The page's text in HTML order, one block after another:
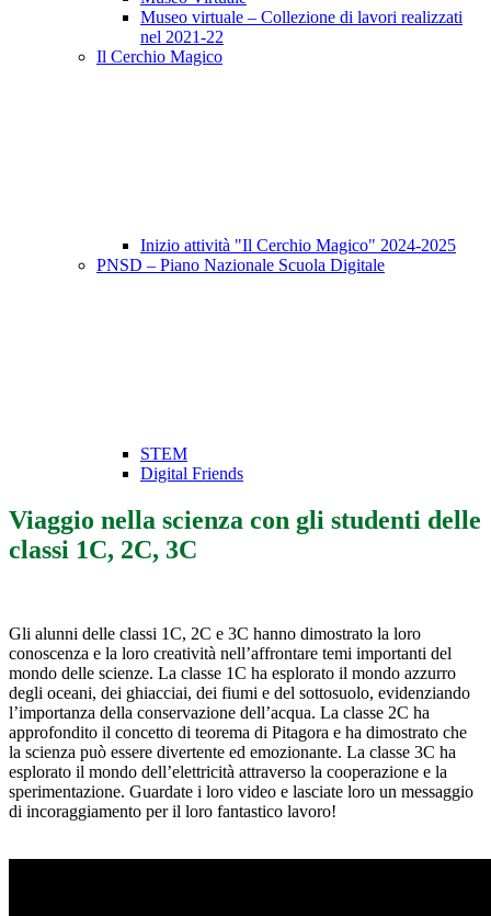
Museo virtuale – Collezione di lavori realizzati
nel 2021-22
Il Cerchio Magico
Inizio attività "Il Cerchio Magico" 2024-2025
PNSD – Piano Nazionale Scuola Digitale
STEM
Digital Friends
Viaggio nella scienza con gli studenti delle
classi 1C, 2C, 3C
Gli alunni delle classi 1C, 2C e 3C hanno dimostrato la loro
conoscenza e la loro creatività nell’affrontare temi importanti del
mondo delle scienze. La classe 1C ha esplorato il mondo azzurro
degli oceani, dei ghiacciai, dei fiumi e del sottosuolo, evidenziando
l’importanza della conservazione dell’acqua. La classe 2C ha
approfondito il concetto di teorema di Pitagora e ha dimostrato che
la scienza può essere divertente ed emozionante. La classe 3C ha
esplorato il mondo dell’elettricità attraverso la cooperazione e la
sperimentazione. Guardate i loro video e lasciate loro un messaggio
di incoraggiamento per il loro fantastico lavoro!